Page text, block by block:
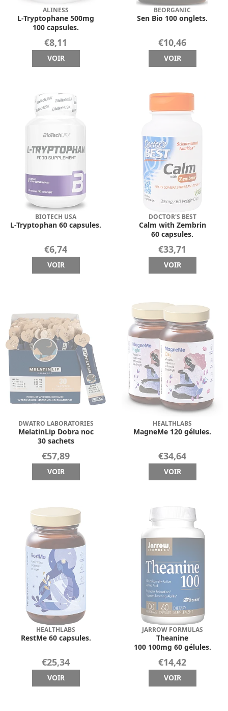
ALINESS
L-Tryptophane 500mg
100 capsules.
€8,11
VOIR
BEORGANIC
Sen Bio 100 onglets.
€10,46
VOIR
BIOTECH USA
L-Tryptophan 60 capsules.
€6,74
VOIR
DOCTOR'S BEST
Calm with Zembrin
60 capsules.
€33,71
VOIR
DWATRO LABORATORIES
MelatinLip Dobra noc
30 sachets
€57,89
VOIR
HEALTHLABS
MagneMe 120 gélules.
€34,64
VOIR
HEALTHLABS
RestMe 60 capsules.
€25,34
VOIR
JARROW FORMULAS
Theanine
100 100mg 60 gélules.
€14,42
VOIR